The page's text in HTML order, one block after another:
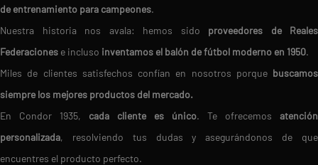
de entrenamiento para campeones.
Nuestra historia nos avala: hemos sido proveedores de Reales
Federaciones e incluso inventamos el balón de fútbol moderno en 1950.
Miles de clientes satisfechos confían en nosotros porque buscamos
siempre los mejores productos del mercado.
En Condor 1935, cada cliente es único. Te ofrecemos atención
personalizada, resolviendo tus dudas y asegurándonos de que
encuentres el producto perfecto.